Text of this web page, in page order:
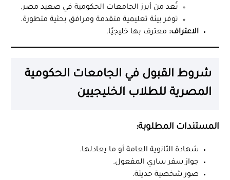
تُعد من أبرز الجامعات الحكومية في صعيد مصر.
توفر بيئة تعليمية متقدمة ومرافق بحثية متطورة.
الاعتراف: معترف بها خليجيًا.
شروط القبول في الجامعات الحكومية
المصرية للطلاب الخليجيين
المستندات المطلوبة:
شهادة الثانوية العامة أو ما يعادلها.
جواز سفر ساري المفعول.
صور شخصية حديثة.